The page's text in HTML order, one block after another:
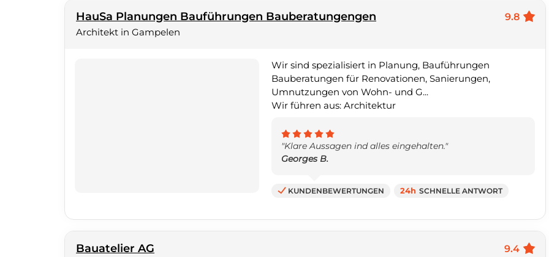
HauSa Planungen Bauführungen Bauberatungengen
9.8
Architekt in Gampelen
Wir sind spezialisiert in Planung, Bauführungen
Bauberatungen für Renovationen, Sanierungen,
Umnutzungen von Wohn- und G...
Wir führen aus: Architektur
"Klare Aussagen ind alles eingehalten."
Georges B.
KUNDENBEWERTUNGEN 24h SCHNELLE ANTWORT
Bauatelier AG
9.4